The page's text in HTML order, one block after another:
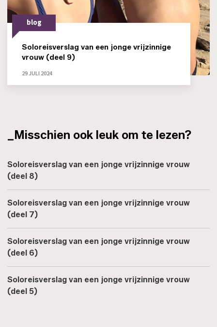
blog
Soloreisverslag van een jonge vrijzinnige
vrouw (deel 9)
29 JULI 2024
_Misschien ook leuk om te lezen?
Soloreisverslag van een jonge vrijzinnige vrouw
(deel 8)
Soloreisverslag van een jonge vrijzinnige vrouw
(deel 7)
Soloreisverslag van een jonge vrijzinnige vrouw
(deel 6)
Soloreisverslag van een jonge vrijzinnige vrouw
(deel 5)